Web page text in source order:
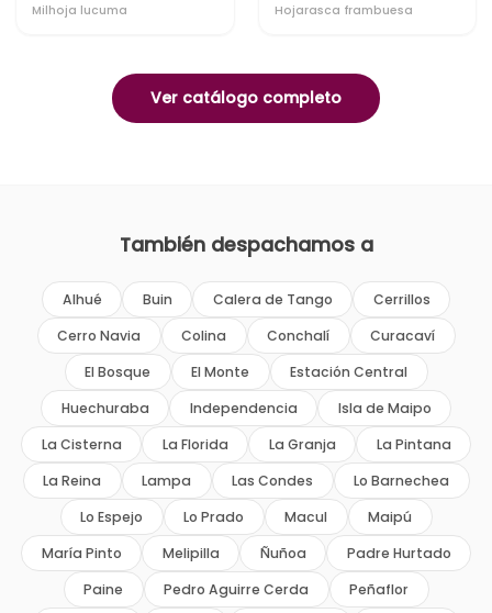
Milhoja lucuma Hojarasca frambuesa
Ver catálogo completo
También despachamos a
Alhué Buin Calera de Tango
Cerrillos
Cerro Navia
Colina Conchalí
Curacaví
El Bosque
El Monte
Estación Central
Huechuraba
Independencia
Isla de Maipo
La Cisterna
La Florida La Granja
La Pintana
La Reina
Lampa Las Condes
Lo Barnechea
Lo Espejo
Lo Prado Macul
Maipú
María Pinto
Melipilla Ñuñoa
Padre Hurtado
Paine
Pedro Aguirre Cerda Peñaflor